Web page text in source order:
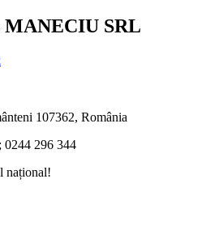
MANECIU SRL
107362, România
0244 296 344
național!